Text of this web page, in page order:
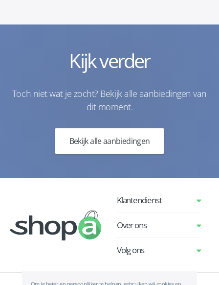
Kijk verder
Toch niet wat je zocht? Bekijk alle aanbiedingen van
dit moment.
Bekijk alle aanbiedingen
Klantendienst
Over ons
Volg ons